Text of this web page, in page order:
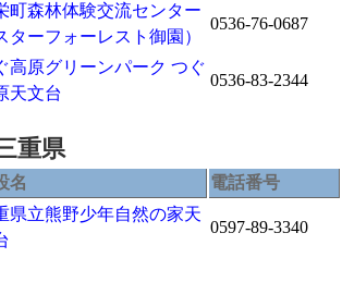
町森林体験交流センター
ターフォーレスト御園）
0536-76-0687
高原グリーンパーク つぐ
天文台
0536-83-2344
重県
名
電話番号
県立熊野少年自然の家天
0597-89-3340